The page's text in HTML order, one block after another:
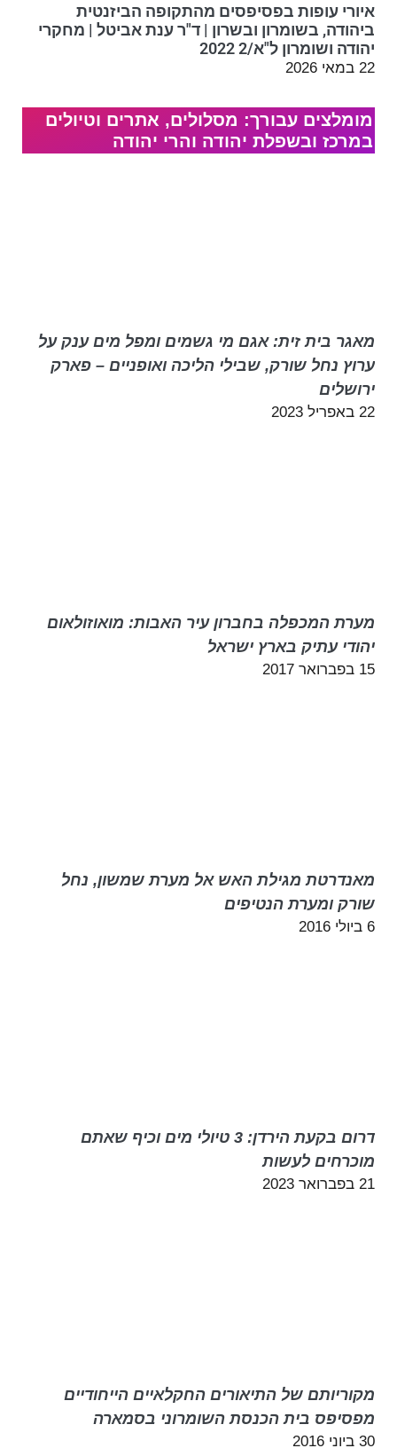
איורי עופות בפסיפסים מהתקופה הביזנטית
ביהודה, בשומרון ובשרון | ד"ר ענת אביטל | מחקרי
יהודה ושומרון ל"א/2 2022
22 במאי 2026
מומלצים עבורך: מסלולים, אתרים וטיולים
במרכז ובשפלת יהודה והרי יהודה
מאגר בית זית: אגם מי גשמים ומפל מים ענק על
ערוץ נחל שורק, שבילי הליכה ואופניים – פארק
ירושלים
22 באפריל 2023
מערת המכפלה בחברון עיר האבות: מואוזולאום
יהודי עתיק בארץ ישראל
15 בפברואר 2017
מאנדרטת מגילת האש אל מערת שמשון, נחל
שורק ומערת הנטיפים
6 ביולי 2016
דרום בקעת הירדן: 3 טיולי מים וכיף שאתם
מוכרחים לעשות
21 בפברואר 2023
מקוריותם של התיאורים החקלאיים הייחודיים
מפסיפס בית הכנסת השומרוני בסמארה
30 ביוני 2016